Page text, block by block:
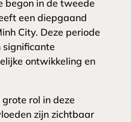
begon in de tweede
een diepgaand
City. Deze periode
significante
ontwikkeling en
rol in deze
zijn zichtbaar